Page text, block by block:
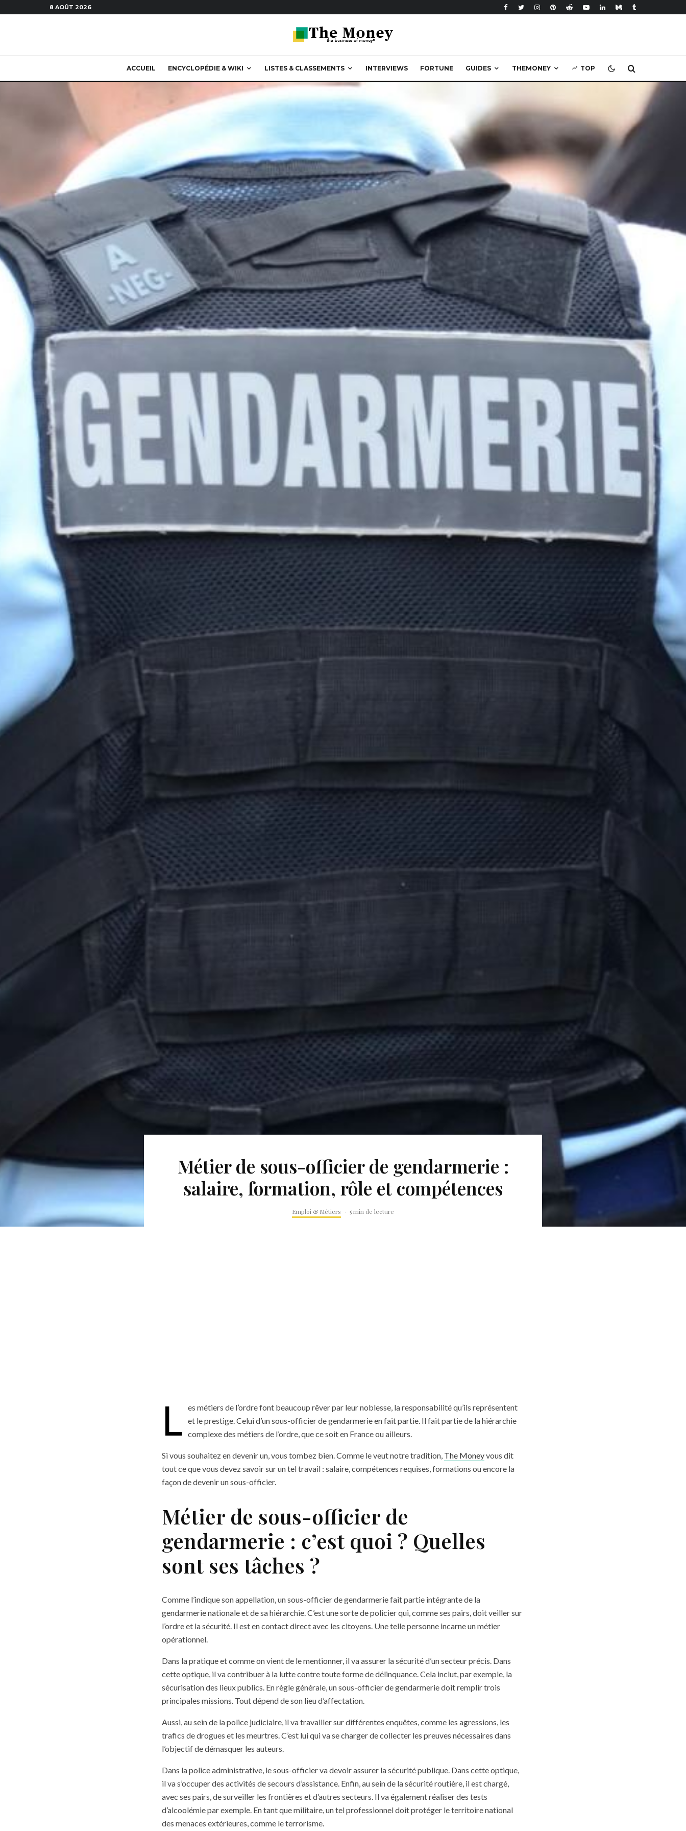
8 AOÛT 2026
ACCUEIL ENCYCLOPÉDIE & WIKI LISTES & CLASSEMENTS INTERVIEWS FORTUNE GUIDES THEMONEY TOP
Métier de sous-officier de gendarmerie :
salaire, formation, rôle et compétences
Emploi & Métiers · 5 min de lecture
L es métiers de l’ordre font beaucoup rêver par leur noblesse, la responsabilité qu’ils représentent
et le prestige. Celui d’un sous-officier de gendarmerie en fait partie. Il fait partie de la hiérarchie
complexe des métiers de l’ordre, que ce soit en France ou ailleurs.
Si vous souhaitez en devenir un, vous tombez bien. Comme le veut notre tradition, The Moneyvous dit
tout ce que vous devez savoir sur un tel travail : salaire, compétences requises, formations ou encore la
façon de devenir un sous-officier.
Métier de sous-officier de
gendarmerie : c’est quoi ? Quelles
sont ses tâches ?
Comme l’indique son appellation, un sous-officier de gendarmerie fait partie intégrante de la
gendarmerie nationale et de sa hiérarchie. C’est une sorte de policier qui, comme ses pairs, doit veiller sur
l’ordre et la sécurité. Il est en contact direct avec les citoyens. Une telle personne incarne un métier
opérationnel.
Dans la pratique et comme on vient de le mentionner, il va assurer la sécurité d’un secteur précis. Dans
cette optique, il va contribuer à la lutte contre toute forme de délinquance. Cela inclut, par exemple, la
sécurisation des lieux publics. En règle générale, un sous-officier de gendarmerie doit remplir trois
principales missions. Tout dépend de son lieu d’affectation.
Aussi, au sein de la police judiciaire, il va travailler sur différentes enquêtes, comme les agressions, les
trafics de drogues et les meurtres. C’est lui qui va se charger de collecter les preuves nécessaires dans
l’objectif de démasquer les auteurs.
Dans la police administrative, le sous-officier va devoir assurer la sécurité publique. Dans cette optique,
il va s’occuper des activités de secours d’assistance. Enfin, au sein de la sécurité routière, il est chargé,
avec ses pairs, de surveiller les frontières et d’autres secteurs. Il va également réaliser des tests
d’alcoolémie par exemple. En tant que militaire, un tel professionnel doit protéger le territoire national
des menaces extérieures, comme le terrorisme.